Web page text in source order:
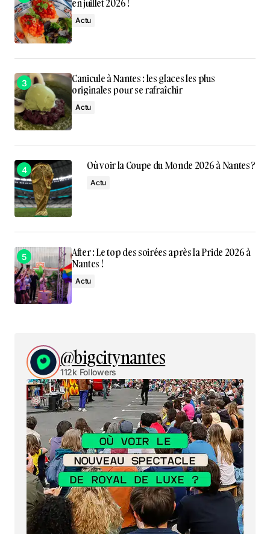
en juillet 2026 !
Actu
Canicule à Nantes : les glaces les plus
originales pour se rafraîchir
Actu
Où voir la Coupe du Monde 2026 à Nantes ?
Actu
After : Le top des soirées après la Pride 2026 à
Nantes !
Actu
@bigcitynantes
112k Followers